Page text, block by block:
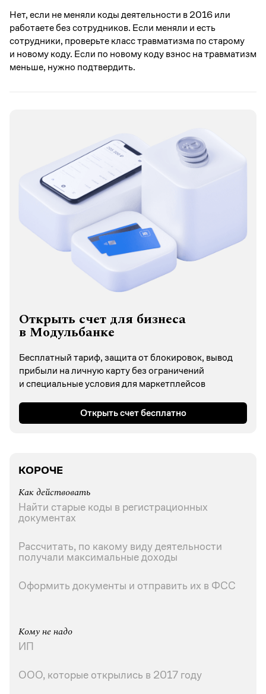
Нет, если не меняли коды деятельности в 2016 или
работаете без сотрудников. Если меняли и есть
сотрудники, проверьте класс травматизма по старому
и новому коду. Если по новому коду взнос на травматизм
меньше, нужно подтвердить.
Открыть счет для бизнеса
в Модульбанке
Бесплатный тариф, защита от блокировок, вывод
прибыли на личную карту без ограничений
и специальные условия для маркетплейсов
Открыть счет бесплатно
КОРОЧЕ
Как действовать
Найти старые коды в регистрационных
документах
Рассчитать, по какому виду деятельности
получали максимальные доходы
Оформить документы и отправить их в ФСС
Кому не надо
ИП
ООО, которые открылись в 2017 году